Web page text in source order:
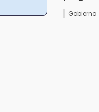
Gobierno